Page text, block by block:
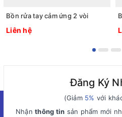
Bồn rửa tay cảm ứng 2 vòi
Liên hệ
Đăng Ký
(Giảm 5% với
Nhậnthông tin sản phẩm mới